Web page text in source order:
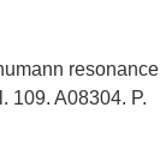
resonance
109. A08304. P.